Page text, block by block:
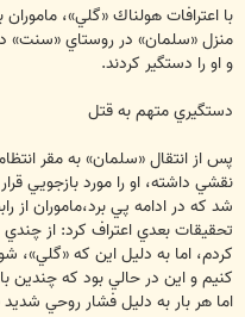
با اعترافات هولناك «گلي»،
منزل «سلمان» در روستاي «سنت»
و او را دستگير كردند.
دستگيري متهم به قتل
پس از انتقال «سلمان» به مقر
نقشي داشته، او را مورد بازجويي
شد كه در ادامه پي برد،ماموران از
تحقيقات بعدي اعتراف كرد: از چندي
كردم، اما به دليل اين كه «گلي»،
كنيم و اين در حالي بود كه چندين
اما هر بار به دليل فشار روحي